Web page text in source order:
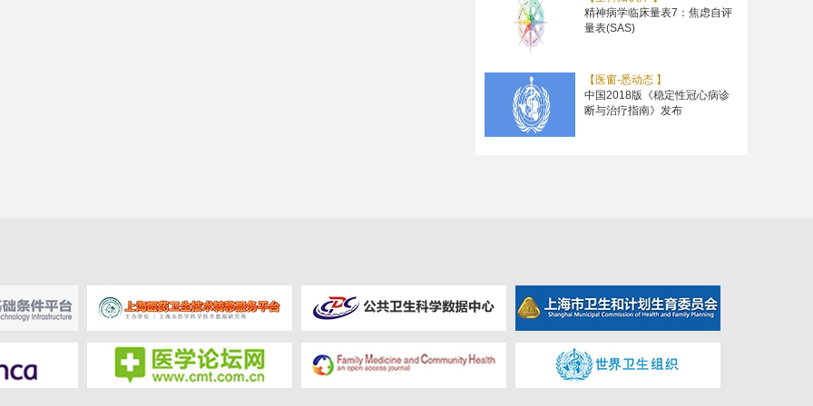
精神病学临床量表7：焦虑自评
量表(SAS)
【医窗-悉动态 】
中国2018版《稳定性冠心病诊
断与治疗指南》发布